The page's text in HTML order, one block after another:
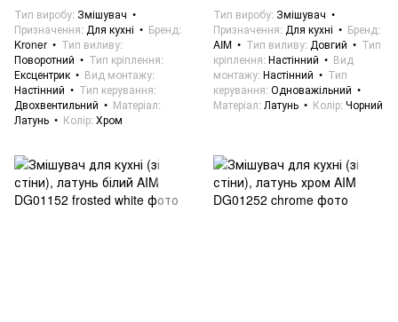
Тип виробу Змішувач
Призначення Для кухні
Бренд
Kroner
Тип виливу
Поворотний
Тип кріплення
Ексцентрик
Вид монтажу
Настінний
Тип керування
Двохвентильний
Матеріал
Латунь
Колір Хром
Тип виробу Змішувач
Призначення Для кухні
Бренд
AIM
Тип виливу Довгий
Тип
кріплення Настінний
Вид
монтажу Настінний
Тип
керування Одноважільний
Матеріал Латунь Колір Чорний